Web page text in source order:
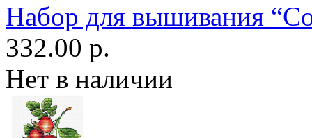
Набор для вышивания
332.00 р.
Нет в наличии